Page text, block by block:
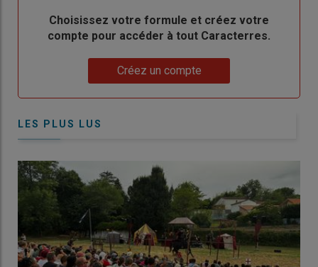
BodyChoisissez votre formule et créez votre
compte pour accéder à tout Caracterres.
Créez un compte
LES PLUS LUS